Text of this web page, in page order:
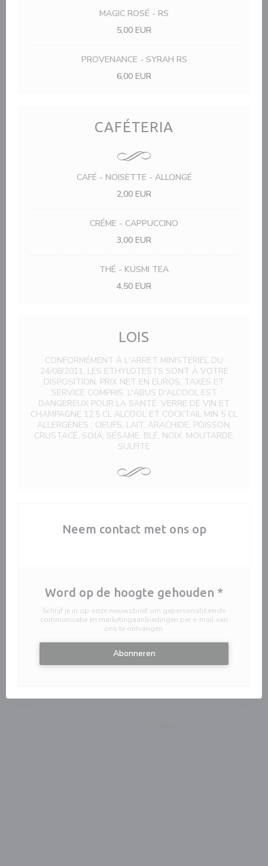
MAGIC ROSÉ - RS
5,00 EUR
PROVENANCE - SYRAH RS
6,00 EUR
CAFÉTERIA
CAFÉ - NOISETTE - ALLONGÉ
2,00 EUR
CRÉME - CAPPUCCINO
3,00 EUR
THÉ - KUSMI TEA
4,50 EUR
LOIS
CONFORMÉMENT À L'ARRET MINISTERIEL DU
24/08/2011, LES ETHYLOTESTS SONT À VOTRE
DISPOSITION. PRIX NET EN EUROS, TAXES ET
SERVICE COMPRIS. L'ABUS D'ALCOOL EST
DANGEREUX POUR LA SANTÉ. VERRE DE VIN ET
CHAMPAGNE 12,5 CL ALCOOL ET COCKTAIL MIN 5 CL
ALLERGÈNES : OEUFS, LAIT, ARACHIDE, POISSON,
CRUSTACÉ, SOJA, SÉSAME, BLÉ, NOIX, MOUTARDE,
SULFITE
Neem contact met ons op
Word op de hoogte gehouden *
Schrijf je in op onze nieuwsbrief om gepersonaliseerde
communicatie en marketingaanbiedingen per e-mail van
ons te ontvangen.
Abonneren